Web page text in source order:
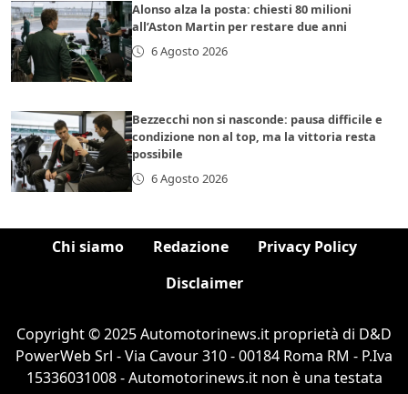
Alonso alza la posta: chiesti 80 milioni
all’Aston Martin per restare due anni
6 Agosto 2026
Bezzecchi non si nasconde: pausa difficile e
condizione non al top, ma la vittoria resta
possibile
6 Agosto 2026
Chi siamo Redazione
Privacy Policy
Disclaimer
Copyright © 2025 Automotorinews.it proprietà di D&D
PowerWeb Srl - Via Cavour 310 - 00184 Roma RM - P.Iva
15336031008 - Automotorinews.it non è una testata